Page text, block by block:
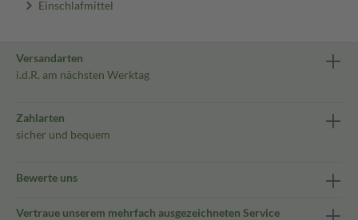
Einschlafmittel
Versandarten
i.d.R. am nächsten Werktag
Zahlarten
sicher und bequem
Bewerte uns
Vertraue unserem mehrfach ausgezeichneten Service